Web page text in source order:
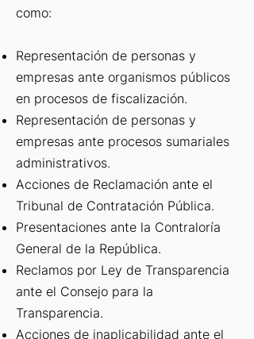
como:
Representación de personas y
empresas ante organismos públicos
en procesos de fiscalización.
Representación de personas y
empresas ante procesos sumariales
administrativos.
Acciones de Reclamación ante el
Tribunal de Contratación Pública.
Presentaciones ante la Contraloría
General de la República.
Reclamos por Ley de Transparencia
ante el Consejo para la
Transparencia.
Acciones de inaplicabilidad ante el